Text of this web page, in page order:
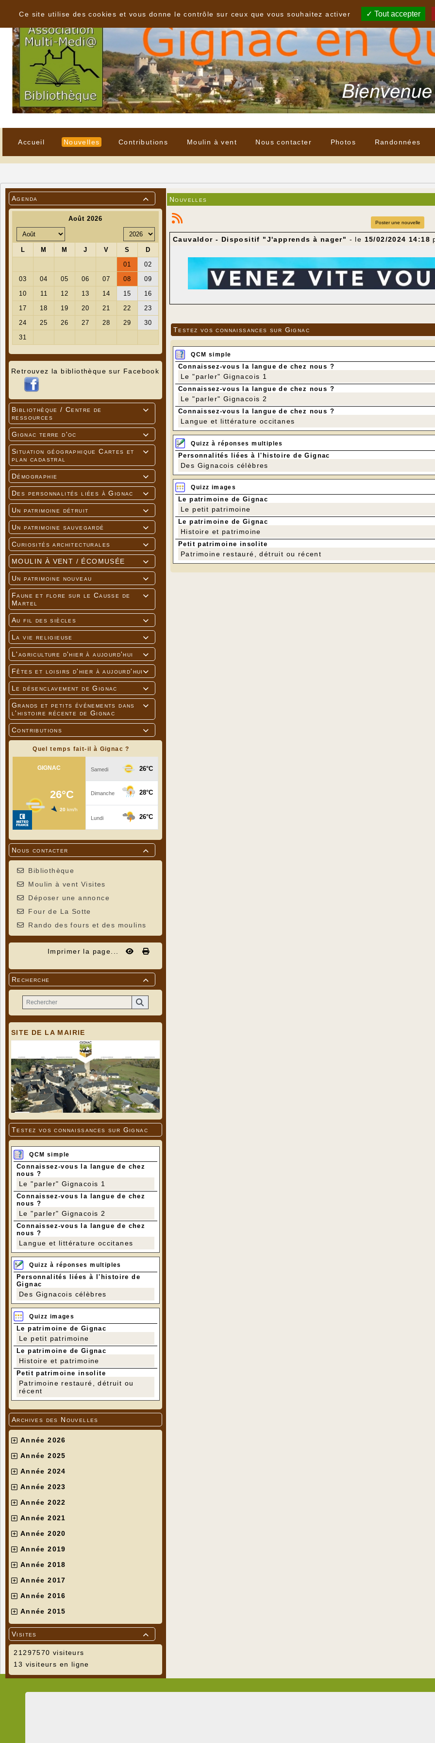
Accueil Nouvelles Contributions Moulin à vent Nous contacter Photos Randonnées

Agenda
Retrouvez la bibliothèque sur Facebook

Bibliothèque / Centre de
ressources

Gignac terre d'oc

Situation géographique Cartes et
plan cadastral

Démographie

Des personnalités liées à Gignac

Un patrimoine détruit

Un patrimoine sauvegardé

Curiosités architecturales

MOULIN À VENT / ÉCOMUSÉE

Un patrimoine nouveau

Faune et flore sur le Causse de
Martel

Au fil des siècles

La vie religieuse

L'agriculture d'hier à aujourd'hui

Fêtes et loisirs d'hier à aujourd'hui

Le désenclavement de Gignac

Grands et petits événements dans
l'histoire récente de Gignac

Contributions
Quel temps fait-il à Gignac ?

Nous contacter
Bibliothèque
Moulin à vent Visites
Déposer une annonce
Four de La Sotte
Rando des fours et des moulins
Imprimer la page...

Recherche
SITE DE LA MAIRIE
Testez vos connaissances sur Gignac
QCM simple
Connaissez-vous la langue de chez
nous ?
Le "parler" Gignacois 1
Connaissez-vous la langue de chez
nous ?
Le "parler" Gignacois 2
Connaissez-vous la langue de chez
nous ?
Langue et littérature occitanes
Quizz à réponses multiples
Personnalités liées à l'histoire de
Gignac
Des Gignacois célèbres
Quizz images
Le patrimoine de Gignac
Le petit patrimoine
Le patrimoine de Gignac
Histoire et patrimoine
Petit patrimoine insolite
Patrimoine restauré, détruit ou
récent
Archives des Nouvelles
Année 2026
Année 2025
Année 2024
Année 2023
Année 2022
Année 2021
Année 2020
Année 2019
Année 2018
Année 2017
Année 2016
Année 2015

Visites
21297570 visiteurs
13 visiteurs en ligne
Nouvelles
Poster une nouvelle
Cauvaldor - Dispositif "J'apprends à nager" - le 15/02/2024 14:18
Testez vos connaissances sur Gignac
QCM simple
Connaissez-vous la langue de chez nous ?
Le "parler" Gignacois 1
Connaissez-vous la langue de chez nous ?
Le "parler" Gignacois 2
Connaissez-vous la langue de chez nous ?
Langue et littérature occitanes
Quizz à réponses multiples
Personnalités liées à l'histoire de Gignac
Des Gignacois célèbres
Quizz images
Le patrimoine de Gignac
Le petit patrimoine
Le patrimoine de Gignac
Histoire et patrimoine
Petit patrimoine insolite
Patrimoine restauré, détruit ou récent
Ce site utilise des cookies et vous donne le contrôle sur ceux que vous souhaitez activer
Tout accepter